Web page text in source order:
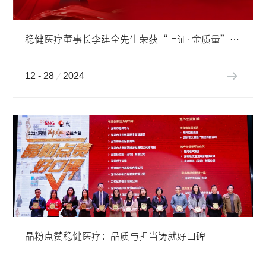
稳健医疗董事长李建全先生荣获“上证·金质量”企业领袖奖
12 - 28 2024
晶粉点赞稳健医疗：品质与担当铸就好口碑